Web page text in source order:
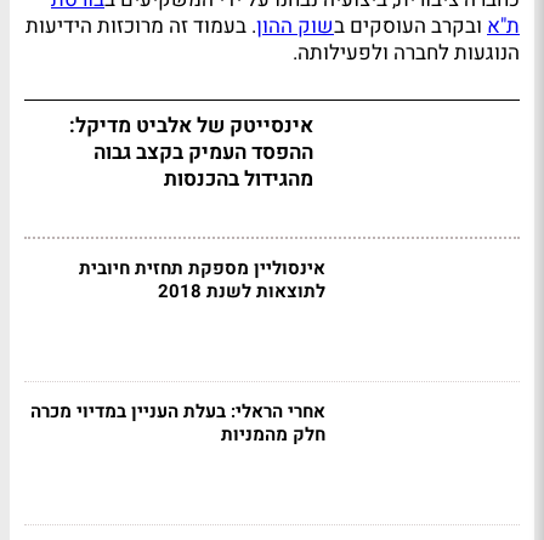
ת"א ובקרב העוסקים בשוק ההון. בעמוד זה מרוכזות הידיעות
הנוגעות לחברה ולפעילותה.
אינסייטק של אלביט מדיקל:
ההפסד העמיק בקצב גבוה
מהגידול בהכנסות
אינסוליין מספקת תחזית חיובית
לתוצאות לשנת 2018
אחרי הראלי: בעלת העניין במדיוי מכרה
חלק מהמניות